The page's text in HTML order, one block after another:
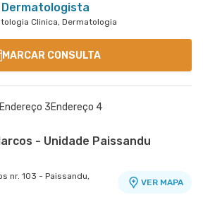
Dermatologista
Clinica, Dermatologia
MARCAR CONSULTA
Endereço 3Endereço 4
- Unidade Paissandu
nr. 103 - Paissandu,
VER MAPA